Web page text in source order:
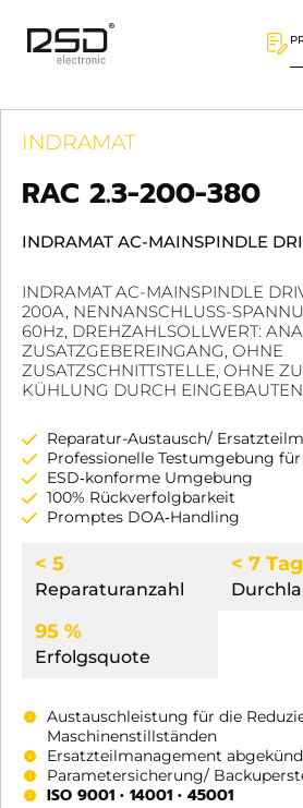
INDRAMAT
RAC 2.3-200-380
INDRAMAT AC-MAINSPINDLE
INDRAMAT AC-MAINSPINDLE
200A, NENNANSCHLUSS-
60Hz, DREHZAHLSOLLWERT:
ZUSATZGEBEREINGANG, OHNE
ZUSATZSCHNITTSTELLE, OHNE
KÜHLUNG DURCH
Reparatur-Austausch/
Professionelle Testumgebung
ESD‑konforme Umgebung
100% Rückverfolgbarkeit
Promptes DOA‑Handling
< 5
Reparaturanzahl
< 7
95 %
Erfolgsquote
Austauschleistung für die
Maschinenstillständen
Ersatzteilmanagement
Parametersicherung/
ISO 9001 • 14001 • 45001